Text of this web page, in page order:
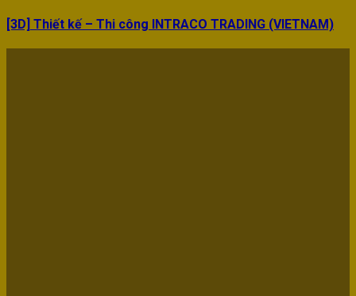
[3D] Thiết kế – Thi công INTRACO TRADING (VIETNAM)